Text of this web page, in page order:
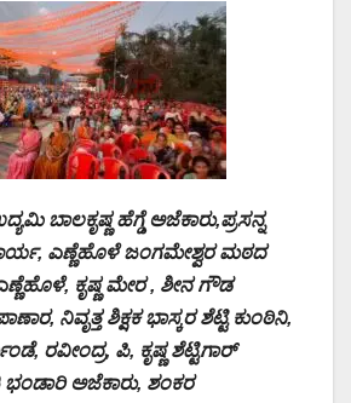
ಬಾಲಕೃಷ್ಣ ಹೆಗ್ಡೆ ಅಜೆಕಾರು,ಪ್ರಸನ್ನ
ಎಣ್ಣೆಹೊಳೆ ಜಂಗಮೇಶ್ವರ ಮಠದ
ಕೃಷ್ಣ ಮೇರ , ಶೀನ ಗೌಡ
ನಿವೃತ್ತ ಶಿಕ್ಷಕ ಭಾಸ್ಕರ ಶೆಟ್ಟಿ ಕುಂಠಿನಿ,
ರವೀಂದ್ರ, ಪಿ, ಕೃಷ್ಣ ಶೆಟ್ಟಿಗಾರ್
ಅಜೆಕಾರು, ಶಂಕರ